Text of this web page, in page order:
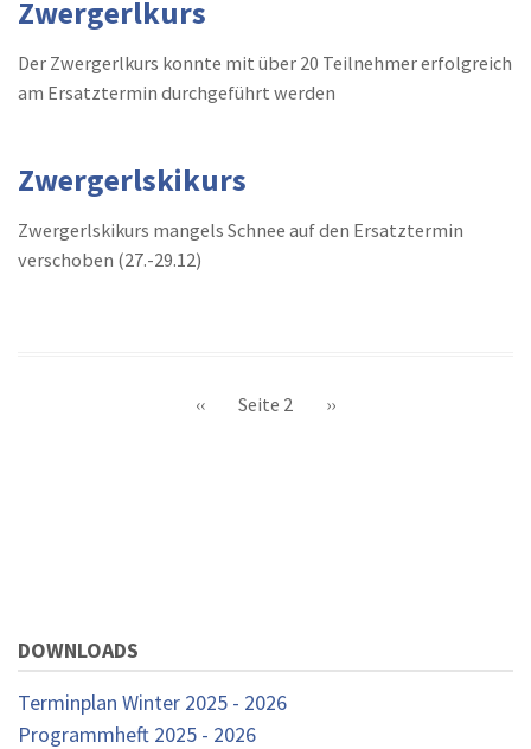
Zwergerlkurs
Der Zwergerlkurs konnte mit über 20 Teilnehmer erfolgreich
am Ersatztermin durchgeführt werden
Zwergerlskikurs
Zwergerlskikurs mangels Schnee auf den Ersatztermin
verschoben (27.-29.12)
Seitennummerierung
Vorherige
‹‹ Seite 2
Nächste
››
DOWNLOADS
Terminplan Winter 2025 - 2026
Programmheft 2025 - 2026